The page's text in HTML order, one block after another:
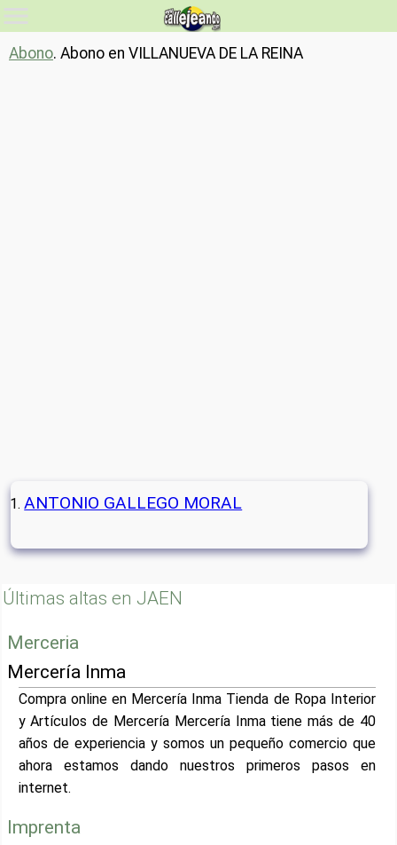
Abono. Abono en VILLANUEVA DE LA REINA
ANTONIO GALLEGO MORAL
Últimas altas en JAEN
Merceria
Mercería Inma
Compra online en Mercería Inma Tienda de Ropa Interior
y Artículos de Mercería Mercería Inma tiene más de 40
años de experiencia y somos un pequeño comercio que
ahora estamos dando nuestros primeros pasos en
internet.
Imprenta